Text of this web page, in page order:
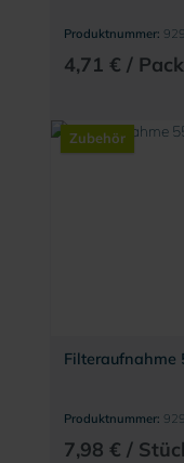
Produktnummer:
4,71 € / Pack
Zubehör
Filteraufnahme
Produktnummer:
7,98 € /